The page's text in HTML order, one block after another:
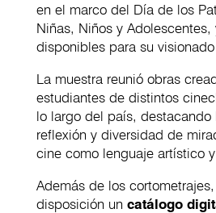
en el marco del Día de los
Niñas, Niños y Adolescentes,
disponibles para su
La muestra reunió obras
estudiantes de distintos
lo largo del país, destacando
reflexión y diversidad de
cine como lenguaje artístico
Además de los
disposición un catálogo